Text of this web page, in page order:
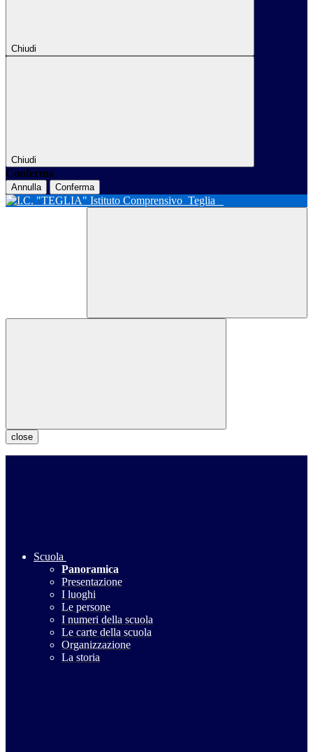
Chiudi
Chiudi
Conferma
Annulla Conferma
Istituto Comprensivo Teglia
close
Scuola
Panoramica
Presentazione
I luoghi
Le persone
I numeri della scuola
Le carte della scuola
Organizzazione
La storia